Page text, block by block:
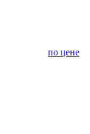
по цене